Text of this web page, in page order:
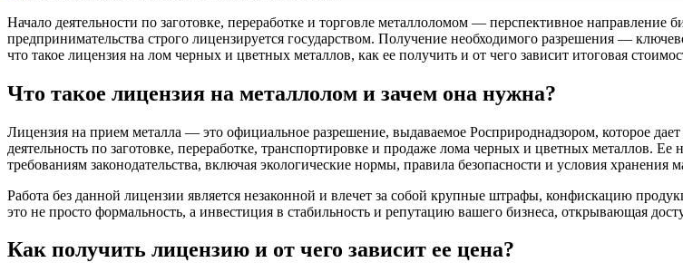
Начало деятельности по заготовке, переработке и торговле металлоломом — перспективное направление
предпринимательства строго лицензируется государством. Получение необходимого разрешения —
что такое лицензия на лом черных и цветных металлов, как ее получить и от чего зависит итоговая
Что такое лицензия на металлолом и зачем она нужна?
Лицензия на прием металла — это официальное разрешение, выдаваемое Росприроднадзором, которое
деятельность по заготовке, переработке, транспортировке и продаже лома черных и цветных металлов.
требованиям законодательства, включая экологические нормы, правила безопасности и условия хранения
Работа без данной лицензии является незаконной и влечет за собой крупные штрафы, конфискацию
это не просто формальность, а инвестиция в стабильность и репутацию вашего бизнеса, открывающая
Как получить лицензию и от чего зависит ее цена?